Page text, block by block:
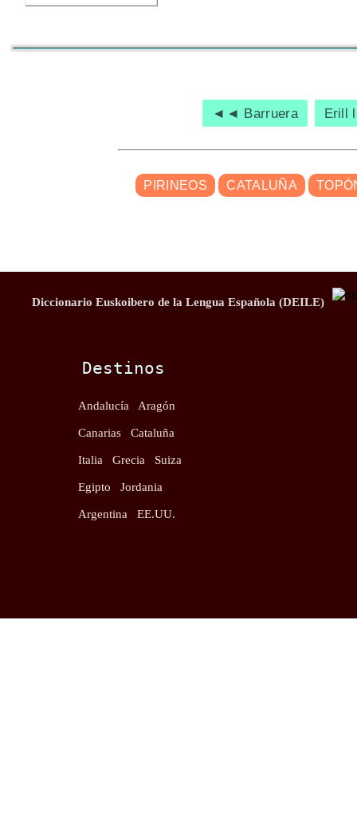
◄◄ Barruera Erill
PIRINEOS CATALUÑA
Diccionario Euskoibero de la Lengua Española (DEILE)
Destinos
Andalucía Aragón
Canarias Cataluña
Italia Grecia Suiza
Egipto Jordania
Argentina EE.UU.